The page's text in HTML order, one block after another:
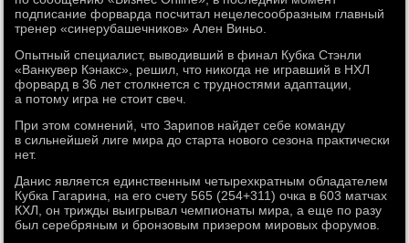
подписание форварда посчитал нецелесообразным главный
тренер «синерубашечников» Ален Виньо.
Опытный специалист, выводивший в финал Кубка Стэнли
«Ванкувер Кэнакс», решил, что никогда не игравший в НХЛ
форвард в 36 лет столкнется с трудностями адаптации,
а потому игра не стоит свеч.
При этом сомнений, что Зарипов найдет себе команду
в сильнейшей лиге мира до старта нового сезона практически
нет.
Данис является единственным четырехкратным обладателем
Кубка Гагарина, на его счету 565 (254+311) очка в 603 матчах
КХЛ, он трижды выигрывал чемпионаты мира, а еще по разу
был серебряным и бронзовым призером мировых форумов.